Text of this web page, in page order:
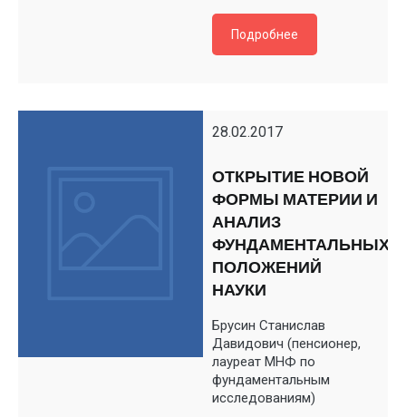
Подробнее
28.02.2017
ОТКРЫТИЕ НОВОЙ
ФОРМЫ МАТЕРИИ И
АНАЛИЗ
ФУНДАМЕНТАЛЬНЫХ
ПОЛОЖЕНИЙ
НАУКИ
Брусин Станислав
Давидович (пенсионер,
лауреат МНФ по
фундаментальным
исследованиям)